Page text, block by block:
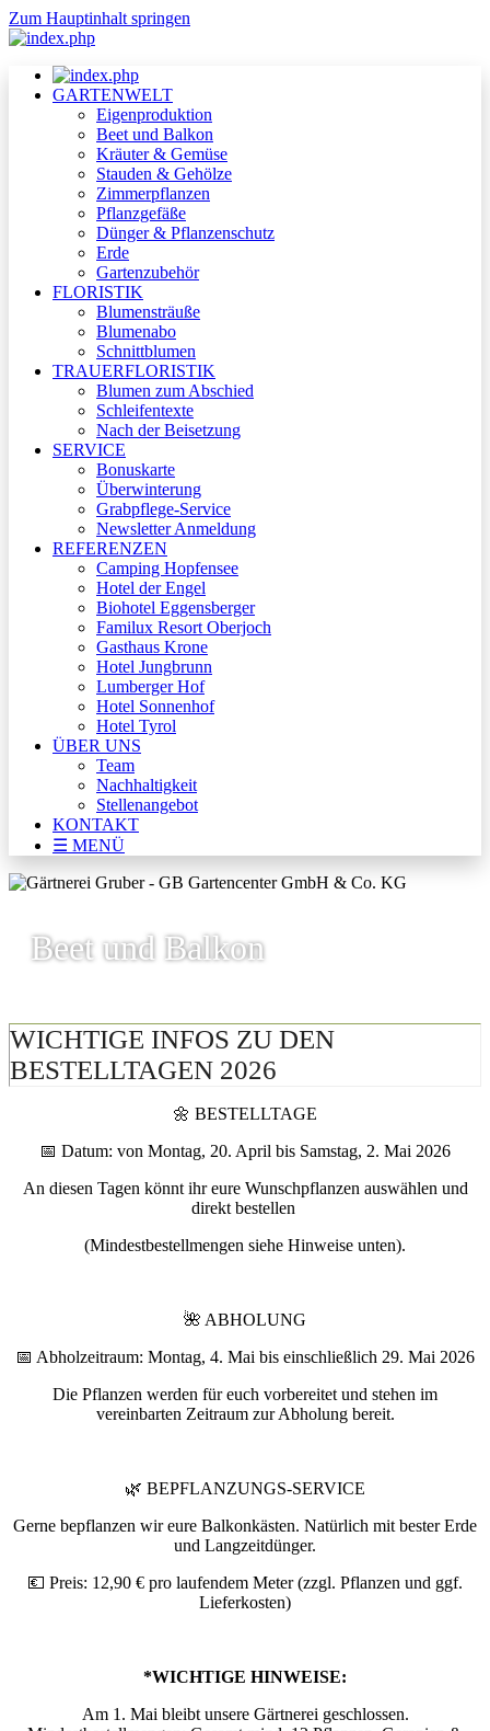
Zum Hauptinhalt springen
GARTENWELT
Eigenproduktion
Beet und Balkon
Kräuter & Gemüse
Stauden & Gehölze
Zimmerpflanzen
Pflanzgefäße
Dünger & Pflanzenschutz
Erde
Gartenzubehör
FLORISTIK
Blumensträuße
Blumenabo
Schnittblumen
TRAUERFLORISTIK
Blumen zum Abschied
Schleifentexte
Nach der Beisetzung
SERVICE
Bonuskarte
Überwinterung
Grabpflege-Service
Newsletter Anmeldung
REFERENZEN
Camping Hopfensee
Hotel der Engel
Biohotel Eggensberger
Familux Resort Oberjoch
Gasthaus Krone
Hotel Jungbrunn
Lumberger Hof
Hotel Sonnenhof
Hotel Tyrol
ÜBER UNS
Team
Nachhaltigkeit
Stellenangebot
KONTAKT
☰ MENÜ
Beet und Balkon
🌼 BESTELLTAGE
📅 Datum: von Montag, 20. April bis Samstag, 2. Mai 2026
An diesen Tagen könnt ihr eure Wunschpflanzen auswählen und
direkt bestellen
(Mindestbestellmengen siehe Hinweise unten).
🌺 ABHOLUNG
📅 Abholzeitraum: Montag, 4. Mai bis einschließlich 29. Mai 2026
Die Pflanzen werden für euch vorbereitet und stehen im
vereinbarten Zeitraum zur Abholung bereit.
🌿 BEPFLANZUNGS-SERVICE
Gerne bepflanzen wir eure Balkonkästen. Natürlich mit bester Erde
und Langzeitdünger.
💶 Preis: 12,90 € pro laufendem Meter (zzgl. Pflanzen und ggf.
Lieferkosten)
*WICHTIGE HINWEISE:
Am 1. Mai bleibt unsere Gärtnerei geschlossen.